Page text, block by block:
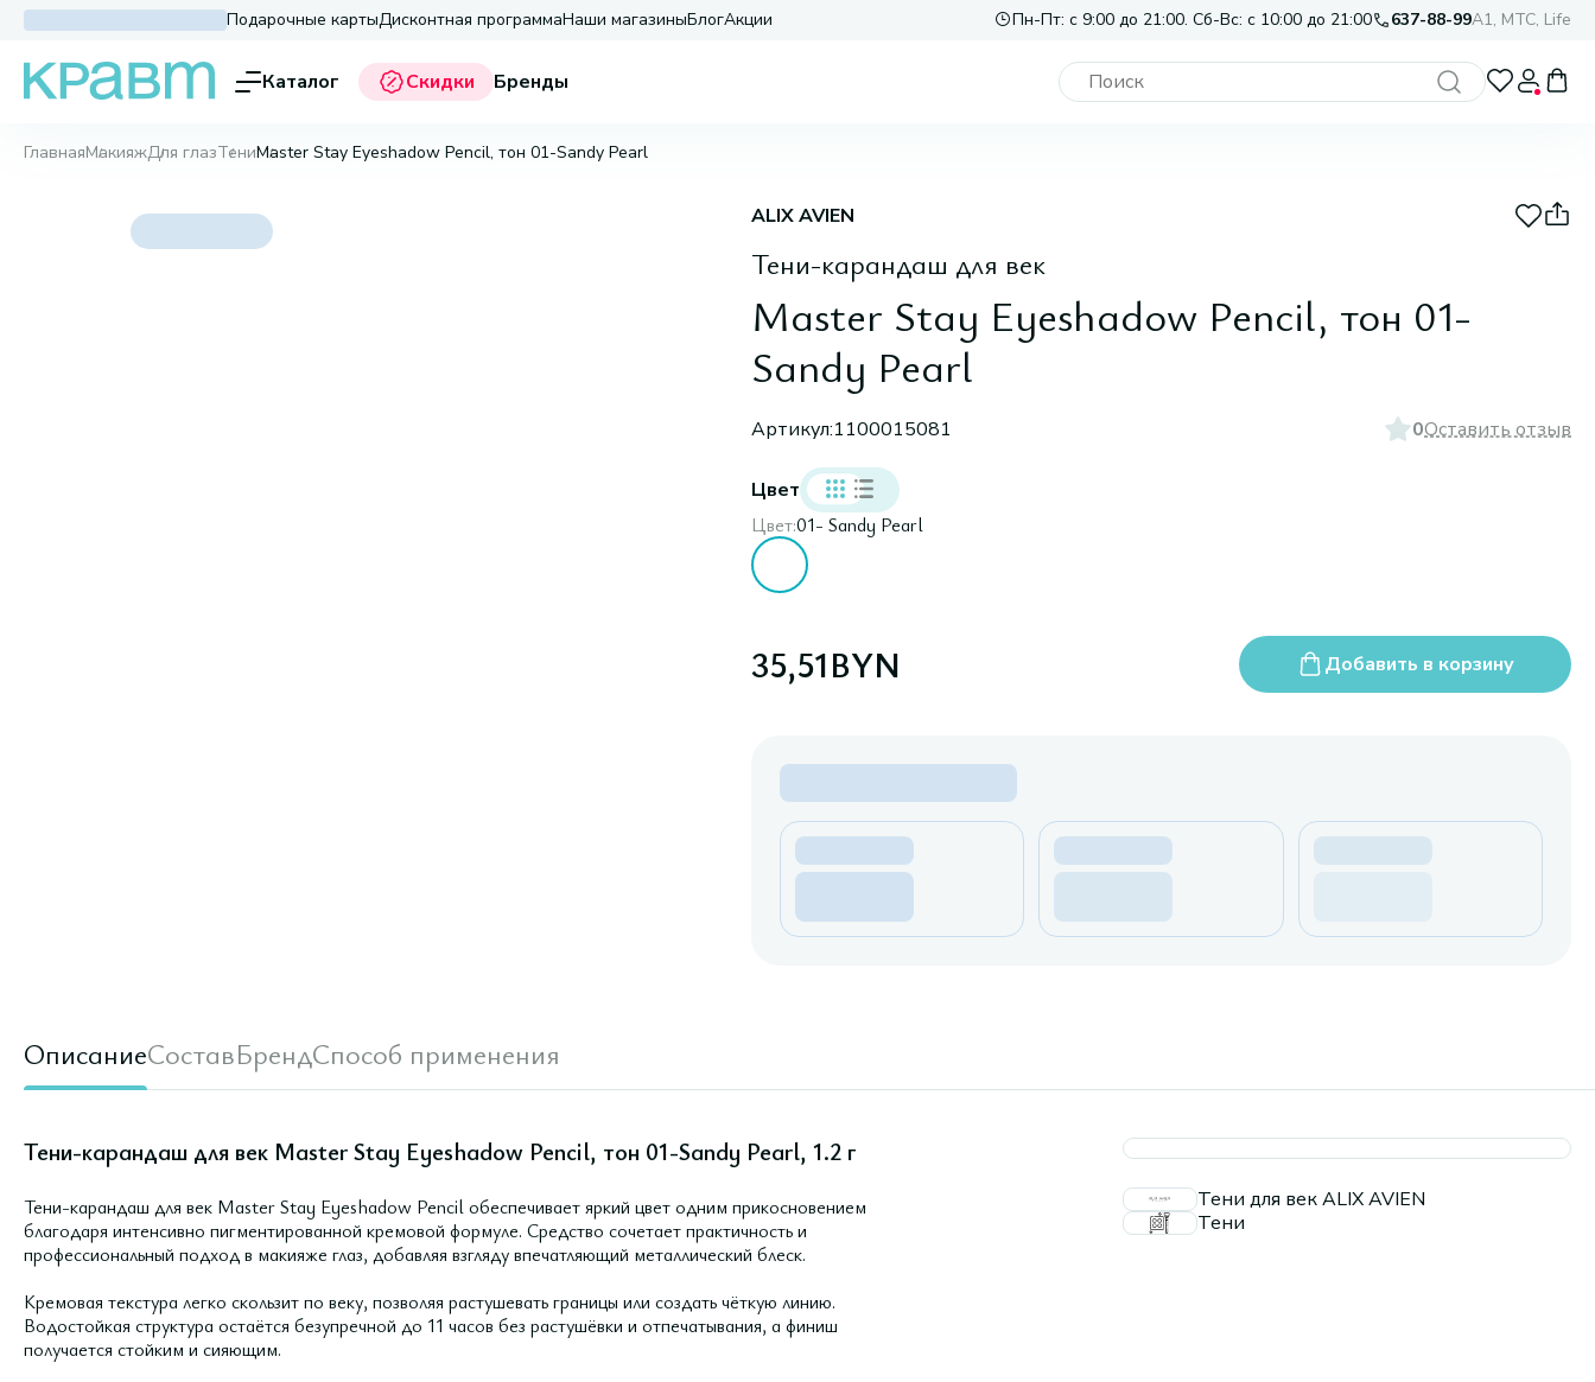
Подарочные картыДисконтная программаНаши магазиныБлогАкции Пн-Пт: с 9:00 до 21:00. Сб-Вс: с 10:00 до 21:00 637-88-99A1, МТС, Life
Каталог Скидки Бренды
ГлавнаяМакияжДля глазТениMaster Stay Eyeshadow Pencil, тон 01-Sandy Pearl
ALIX AVIEN
Тени-карандаш для век
Master Stay Eyeshadow Pencil, тон 01-
Sandy Pearl
Артикул:1100015081 0Оставить отзыв
Цвет
Цвет:01- Sandy Pearl
35,51BYN Добавить в корзину
ОписаниеСоставБрендСпособ применения
Тени-карандаш для век Master Stay Eyeshadow Pencil, тон 01-Sandy Pearl, 1.2 г
Тени-карандаш для век Master Stay Eyeshadow Pencil обеспечивает яркий цвет одним прикосновением
благодаря интенсивно пигментированной кремовой формуле. Средство сочетает практичность и
профессиональный подход в макияже глаз, добавляя взгляду впечатляющий металлический блеск.
Кремовая текстура легко скользит по веку, позволяя растушевать границы или создать чёткую линию.
Водостойкая структура остаётся безупречной до 11 часов без растушёвки и отпечатывания, а финиш
получается стойким и сияющим.
Тени для век ALIX AVIEN
Тени